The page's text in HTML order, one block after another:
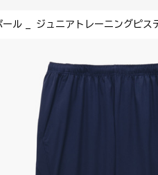
ール ジュニアトレーニングピス